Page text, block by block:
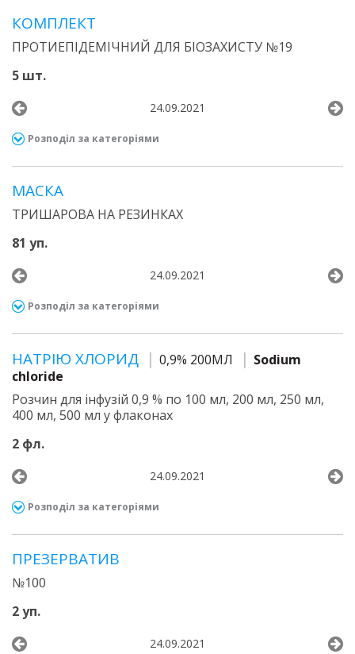
КОМПЛЕКТ
ПРОТИЕПІДЕМІЧНИЙ ДЛЯ БІОЗАХИСТУ №19
5 шт.
24.09.2021
Розподіл за категоріями
МАСКА
ТРИШАРОВА НА РЕЗИНКАХ
81 уп.
24.09.2021
Розподіл за категоріями
НАТРІЮ ХЛОРИД 0,9% 200МЛ
Sodium
chloride
Розчин для інфузій 0,9 % по 100 мл, 200 мл, 250 мл,
400 мл, 500 мл у флаконах
2 фл.
24.09.2021
Розподіл за категоріями
ПРЕЗЕРВАТИВ
№100
2 уп.
24.09.2021